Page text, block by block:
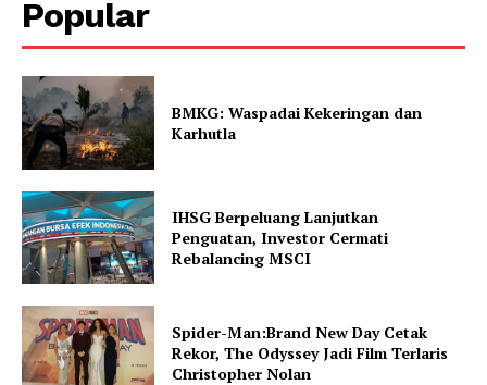
Popular
BMKG: Waspadai Kekeringan dan
Karhutla
IHSG Berpeluang Lanjutkan
Penguatan, Investor Cermati
Rebalancing MSCI
Spider-Man:Brand New Day Cetak
Rekor, The Odyssey Jadi Film Terlaris
Christopher Nolan